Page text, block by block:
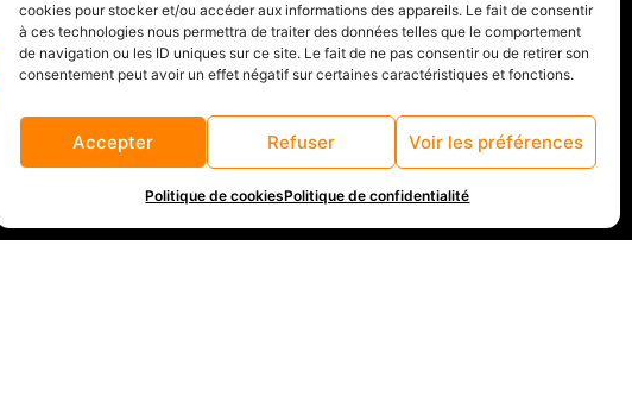
cookies pour stocker et/ou accéder aux informations des appareils. Le fait de consentir
à ces technologies nous permettra de traiter des données telles que le comportement
de navigation ou les ID uniques sur ce site. Le fait de ne pas consentir ou de retirer son
consentement peut avoir un effet négatif sur certaines caractéristiques et fonctions.
Accepter Refuser Voir les préférences
Politique de cookiesPolitique de confidentialité
devis